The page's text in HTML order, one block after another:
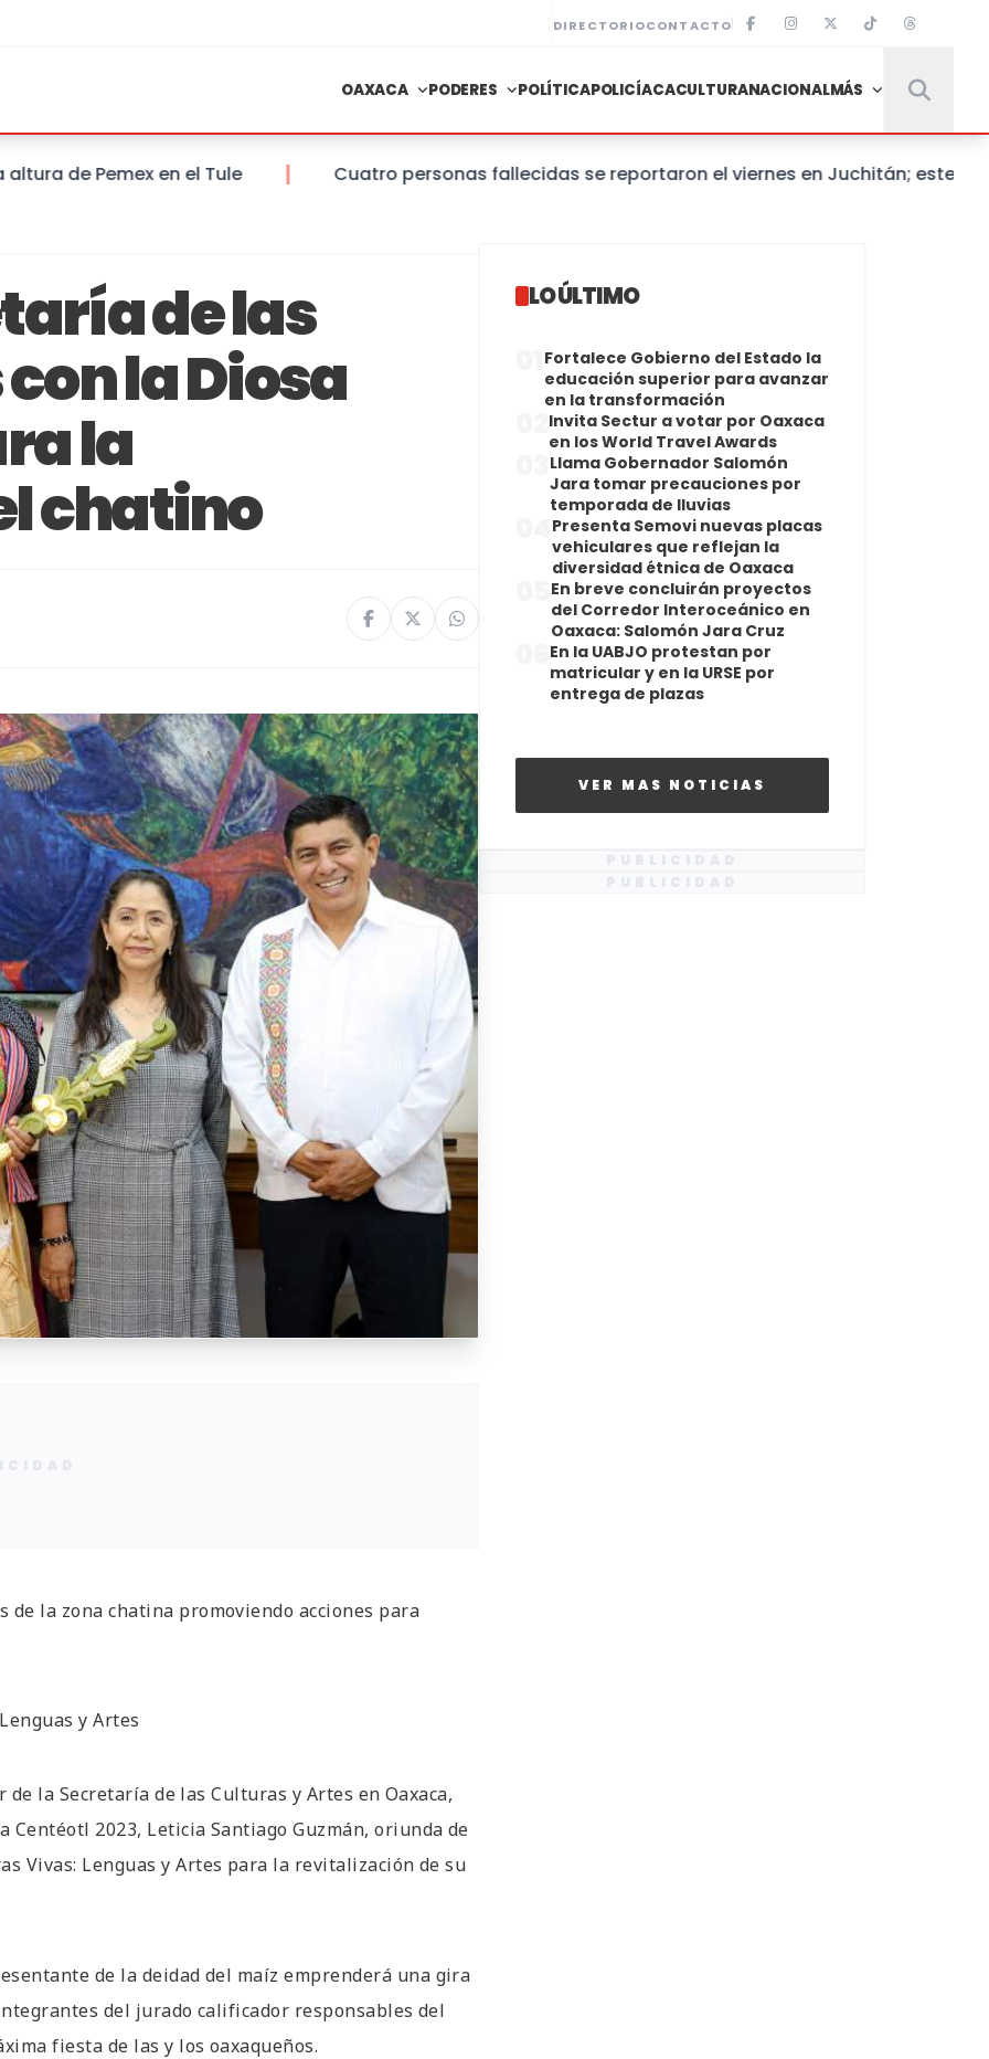
DIRECTORIOCONTACTO
OAXACA PODERES POLÍTICAPOLICÍACACULTURANACIONALMÁS
Pemex en el Tule Cuatro personas fallecidas se reportaron el viernes en Juchitán; este sábado
de las
la Diosa
la
chatino
de la zona chatina promoviendo acciones para
y Artes
la Secretaría de las Culturas y Artes en Oaxaca,
2023, Leticia Santiago Guzmán, oriunda de
Vivas: Lenguas y Artes para la revitalización de su
de la deidad del maíz emprenderá una gira
del jurado calificador responsables del
fiesta de las y los oaxaqueños.
LO ÚLTIMO
Fortalece Gobierno del Estado la
educación superior para avanzar
en la transformación
Invita Sectur a votar por Oaxaca
en los World Travel Awards
Llama Gobernador Salomón
Jara tomar precauciones por
temporada de lluvias
Presenta Semovi nuevas placas
vehiculares que reflejan la
diversidad étnica de Oaxaca
En breve concluirán proyectos
del Corredor Interoceánico en
Oaxaca: Salomón Jara Cruz
En la UABJO protestan por
matricular y en la URSE por
entrega de plazas
VER MAS NOTICIAS